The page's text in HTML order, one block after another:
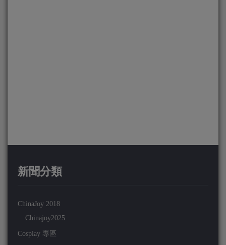
新聞分類
ChinaJoy 2018
Chinajoy2025
Cosplay 專區